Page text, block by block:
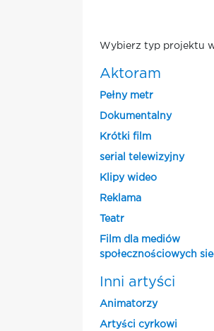
Wybierz typ projektu
Aktoram
Pełny metr
Dokumentalny
Krótki film
serial telewizyjny
Klipy wideo
Reklama
Teatr
Film dla mediów
społecznościowych
Inni artyści
Animatorzy
Artyści cyrkowi